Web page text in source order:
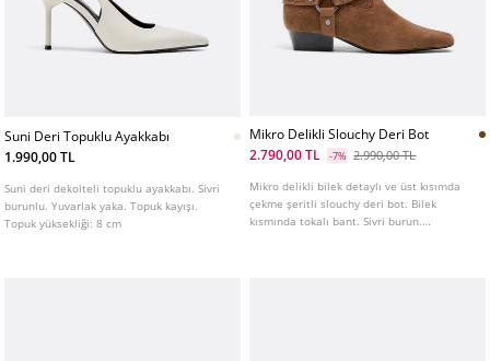
Suni Deri Topuklu Ayakkabı
1.990,00 TL
Suni deri dekolteli topuklu ayakkabı. Sivri
burunlu. Yuvarlak yaka. Topuk kayışı.
Topuk yüksekliği: 8 cm
Mikro Delikli Slouchy Deri Bot
2.790,00 TL
-7% 2.990,00 TL
Mikro delikli bilek detaylı ve üst kısımda
çekme şeritli slouchy deri bot. Bilek
kısmında tokalı bant. Sivri burun.